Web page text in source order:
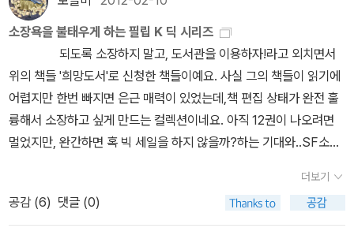
있습니다. 하지만 시간이 흐르면 이 책을 처음 읽는 사람이 있으니까
그 분들에겐 이 책이 처음이겠죠. 문학전집-- 박완서 전집,
무라카미 하루키 에세이 모음집, 밀란쿤테라 세트... 이런 책들을 보
면, 아직도 읽을 건 많이 남았다는 생각을 합니다. --- 학생들
이 방학이지, 학생이 아니면 방학같은 건 없는 거죠. 아무리 춥고 더워
도 일하러 가야 하고, 그렇게 긴 휴가가 있는 건 아닌 걸, 다 알죠. 요
즘은 방학이 되어도 학생들이 파트타임 일하러 가는 학생도 많고, 학
이 아니다! 그런 경우가 실은 많습니다. 연말이 되고, 크리스마스 지나
고, 새해가 온다고 해도, 어제랑 비슷하게 다들 바쁘게 살면서, 하루하
루 채워서 넣다보면, 금방금방 가곤 하는 그런 거죠. 전에 그런 광고
는 이러한 추측을 이현령비현령'이라고 딴지를 걸지도 모른다. . 하지
만 딴지는 박근혜의 당선으로 저, 저어, 저어어어어어기 어두컴컴한
미국에서 쓸쓸히 지내고 있을 김어준에게 해라. 나는 단지 과학적 상
식'을 나열했을 뿐이다. 1. < 모나리자 - 세상에서 가장 유명한 그
림 모나리자의 역사 > 는 학술적 접근이 아닌 명품의 탄생에 방점을
찍는다. 꽤나 재미있다. 2. < 얼굴의 심리학 > 은 얼핏 보기엔 심심풀
이 호기심 심리학'처럼 보이지만 사실 비언어 의사 소통에 대한 진지
에크먼의 얼굴 표정 작업'에 할애한다. 4. < 인간에 대한 오해 > 는 자
게다가 이번엔 뤼팽이 사랑에 빠지는 내용이란다. 이런 사랑 이야기
가들어가는 작품에서는 주인공의 개인적인 면모가 드러나서 좋다. 훨
씬 인상적으로 읽게 된다. 홈즈의 2차 창작물에서 아이린 애들러가
끊임없이 등장하는 걸 보면나만 그렇게 느끼는 건 아니겠지(비록 원
작에서는 연애담으로 발전하지는 않았지만). 뤼팽이야 여자에게 친절
한 만큼 얽힌 여자도 좀 있고 이미 기암성에서 결혼도 했다지만, 이번
엔 어떤 이야기일런지. 오랜만에 읽어보고 싶다. [사랑의 기초] 세
트 알랭 드 보통의 글은 내 취향이 아니었지만, 그가 현대인의 일상
을세밀하게 포착해낸다는 평가에는 동의한다. 작품집 [동물원에가
소장욕을 불태우게 하는 필립 K 딕 시리즈
되도록 소장하지 말고, 도서관을 이용하자!라고 외치면서
위의 책들 '희망도서'로 신청한 책들이예요. 사실 그의 책들이 읽기에
어렵지만 한번 빠지면 은근 매력이 있었는데,책 편집 상태가 완전 훌
륭해서 소장하고 싶게 만드는 컬렉션이네요. 아직 12권이 나오려면
멀었지만, 완간하면 혹 빅 세일을 하지 않을까?하는 기대와..SF소설
하는 우려를...느끼게 하는 책이랍니다. 도서관에 이미 신청했지만, 양
장본이라 커버가 벗겨진채라 좀 아쉽더라구요.3권까지 읽고 아직 다
음 권들은 그냥 나중에..하고 있어요.원채 어려워서, 머리가 맑을때 읽
더보기
공감 (6) 댓글 (0)